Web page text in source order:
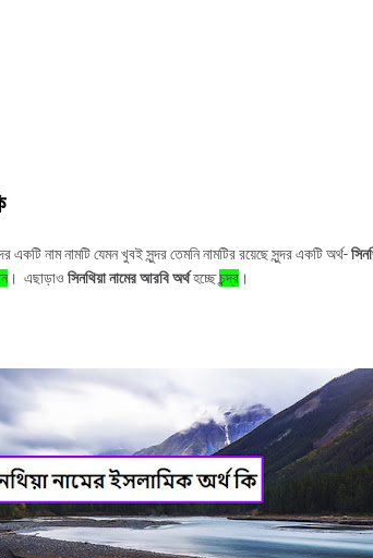
একটি নাম নামটি যেমন খুবই সুন্দর তেমনি নামটির রয়েছে সুন্দর একটি অর্থ-
। এছাড়াও সিনথিয়া নামের আরবি অর্থহচ্ছেচন্দ্র ।